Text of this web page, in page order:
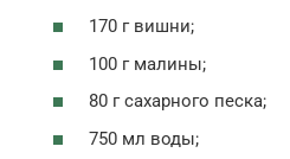
170 г вишни;
100 г малины;
80 г сахарного песка;
750 мл воды;